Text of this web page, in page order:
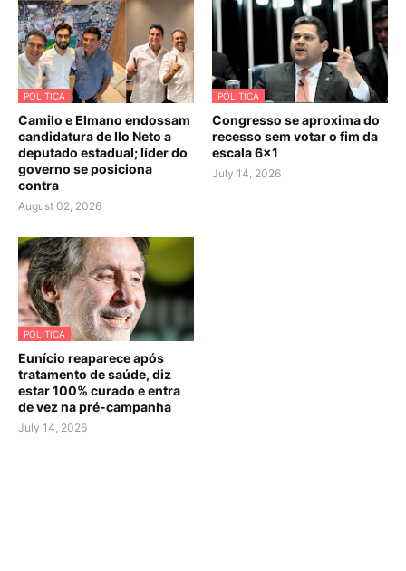
POLITICA
Camilo e Elmano endossam
candidatura de Ilo Neto a
deputado estadual; líder do
governo se posiciona
contra
August 02, 2026
POLITICA
Congresso se aproxima do
recesso sem votar o fim da
escala 6×1
July 14, 2026
POLITICA
Eunício reaparece após
tratamento de saúde, diz
estar 100% curado e entra
de vez na pré-campanha
July 14, 2026